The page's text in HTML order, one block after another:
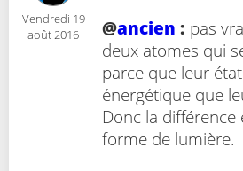
Vendredi 19
août 2016
@ancien : pas
deux atomes qui
parce que leur
énergétique que
Donc la différence
forme de lumière.